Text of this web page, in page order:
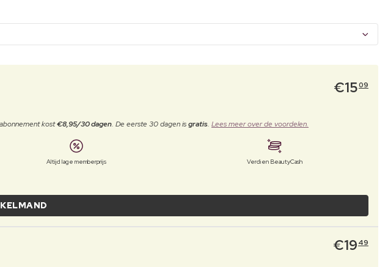
€1509
kost€8,95/30 dagen. De eerste 30 dagen isgratis. Lees meer over de voordelen.
Altijd lage memberprijs Verdien BeautyCash
€19 49